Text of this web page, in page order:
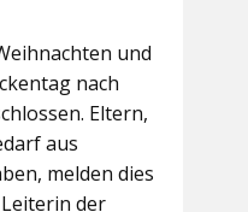
und
nach
Eltern,
aus
melden dies
der